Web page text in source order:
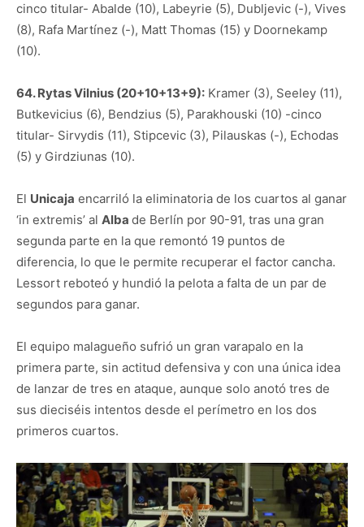
cinco titular- Abalde (10), Labeyrie (5), Dubljevic (-), Vives
(8), Rafa Martínez (-), Matt Thomas (15) y Doornekamp
(10).
64. Rytas Vilnius (20+10+13+9): Kramer (3), Seeley (11),
Butkevicius (6), Bendzius (5), Parakhouski (10) -cinco
titular- Sirvydis (11), Stipcevic (3), Pilauskas (-), Echodas
(5) y Girdziunas (10).
El Unicaja encarriló la eliminatoria de los cuartos al ganar
‘in extremis’ al Alba de Berlín por 90-91, tras una gran
segunda parte en la que remontó 19 puntos de
diferencia, lo que le permite recuperar el factor cancha.
Lessort reboteó y hundió la pelota a falta de un par de
segundos para ganar.
El equipo malagueño sufrió un gran varapalo en la
primera parte, sin actitud defensiva y con una única idea
de lanzar de tres en ataque, aunque solo anotó tres de
sus dieciséis intentos desde el perímetro en los dos
primeros cuartos.